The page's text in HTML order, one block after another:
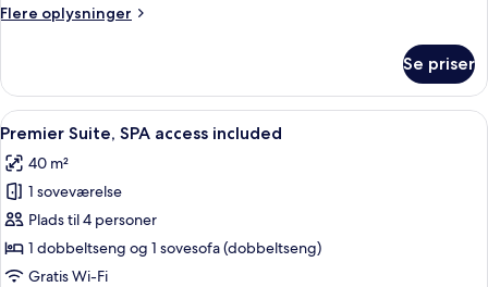
included
Flere oplysninger
Flere
Suite,
SPA
access
Se priser
Indlæs
alle
billeder
af
Premier
Suite,
SPA
Et hotelværelse med seng, orange
4
Premier Suite, SPA access included
40 m²
1 soveværelse
Plads til 4 personer
1 dobbeltseng og 1 sovesofa (dobbeltseng)
Gratis Wi-Fi